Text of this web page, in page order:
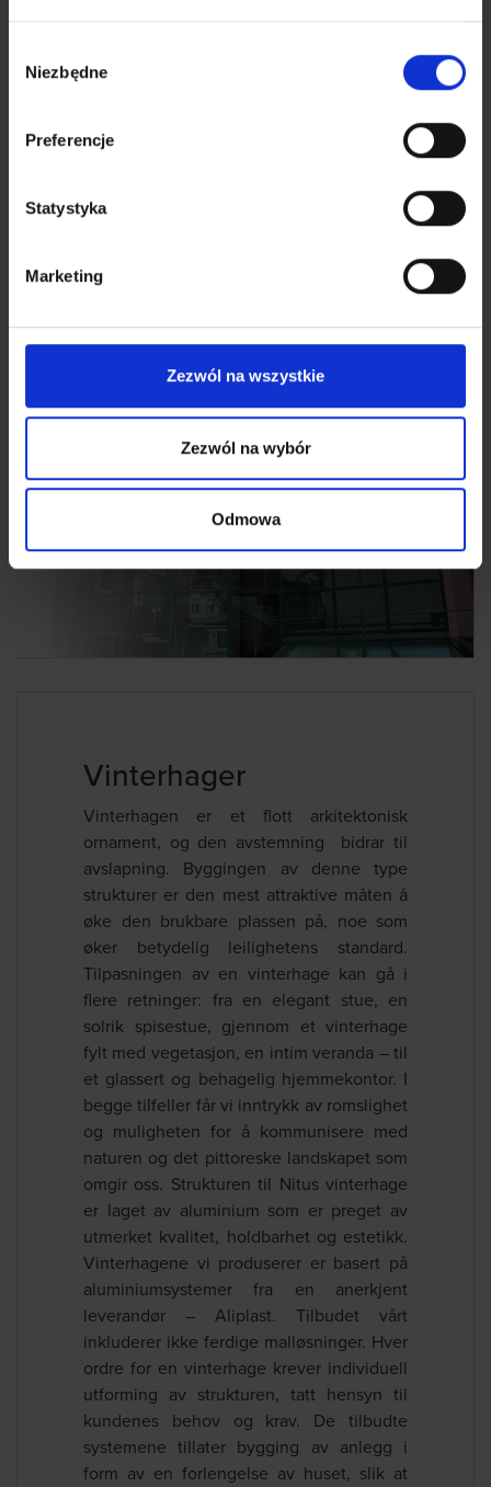
zgody
Niezbędne
Preferencje
Statystyka
Marketing
Zezwól na wszystkie
Zezwól na wybór
Odmowa
passiv konstruksjon. Vårt tilbud inkluderer
velprøvde og teknologisk avanserte
produsenten – selskapet Aliplast. Den
tillater valg av en modell, der tilfredsstiller
til kunden.
Vinterhager
Vinterhagen er et flott arkitektonisk
ornament, og den avstemning bidrar til
avslapning. Byggingen av denne type
strukturer er den mest attraktive måten å
øke den brukbare plassen på, noe som
øker betydelig leilighetens standard.
Tilpasningen av en vinterhage kan gå i
flere retninger: fra en elegant stue, en
solrik spisestue, gjennom et vinterhage
fylt med vegetasjon, en intim veranda – til
et glassert og behagelig hjemmekontor. I
begge tilfeller får vi inntrykk av romslighet
og muligheten for å kommunisere med
naturen og det pittoreske landskapet som
omgir oss. Strukturen til Nitus vinterhage
er laget av aluminium som er preget av
utmerket kvalitet, holdbarhet og estetikk.
Vinterhagene vi produserer er basert på
aluminiumsystemer fra en anerkjent
leverandør – Aliplast. Tilbudet vårt
inkluderer ikke ferdige malløsninger. Hver
ordre for en vinterhage krever individuell
utforming av strukturen, tatt hensyn til
kundenes behov og krav. De tilbudte
systemene tillater bygging av anlegg i
form av en forlengelse av huset, slik at